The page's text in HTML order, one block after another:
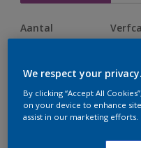
Aantal
Op dit moment is het
te bestellen. Houd de
We respect your privacy.
By clicking “Accept All
on your device to enhance
assist in our marketing efforts.